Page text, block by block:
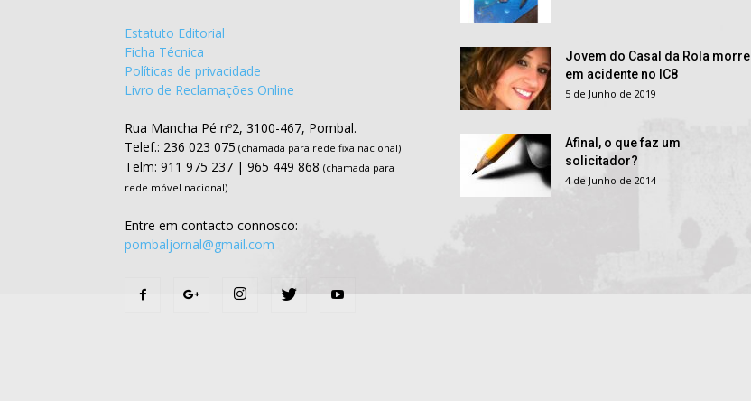
Estatuto Editorial
Ficha Técnica
Políticas de privacidade
Livro de Reclamações Online
Rua Mancha Pé nº2, 3100-467, Pombal.
Telef.: 236 023 075 (chamada para rede fixa nacional)
Telm: 911 975 237 | 965 449 868 (chamada para
rede móvel nacional)
Entre em contacto connosco:
pombaljornal@gmail.com
Jovem do Casal da Rola morre
em acidente no IC8
5 de Junho de 2019
Afinal, o que faz um
solicitador?
4 de Junho de 2014